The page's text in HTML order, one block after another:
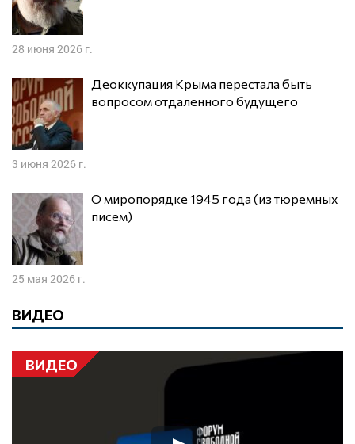
28 июня 2026 г.
Деоккупация Крыма перестала быть
вопросом отдаленного будущего
3 июня 2026 г.
О миропорядке 1945 года (из тюремных
писем)
25 мая 2026 г.
ВИДЕО
ВИДЕО